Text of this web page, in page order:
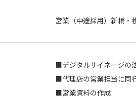
営業（中途採用）新橋・
■デジタルサイネージの
■代理店の営業担当に同
■営業資料の作成